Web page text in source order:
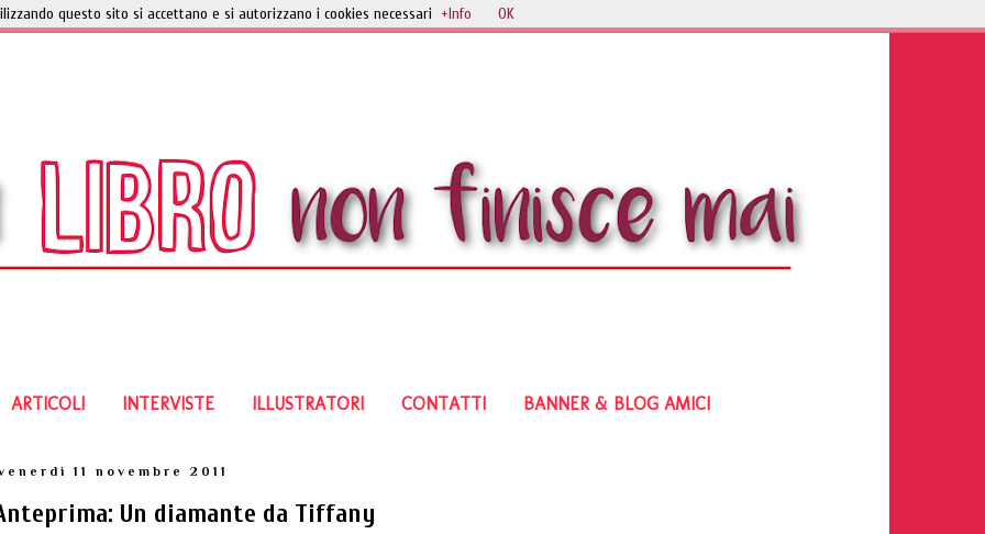
ARTICOLI INTERVISTE ILLUSTRATORI CONTATTI BANNER & BLOG AMICI
11 novembre 2011
Un diamante da Tiffany
questo sito si accettano e si autorizzano i cookies necessari +Info OK